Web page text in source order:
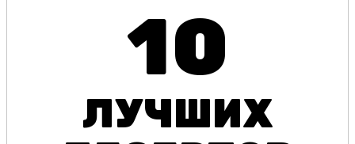
10
ЛУЧШИХ